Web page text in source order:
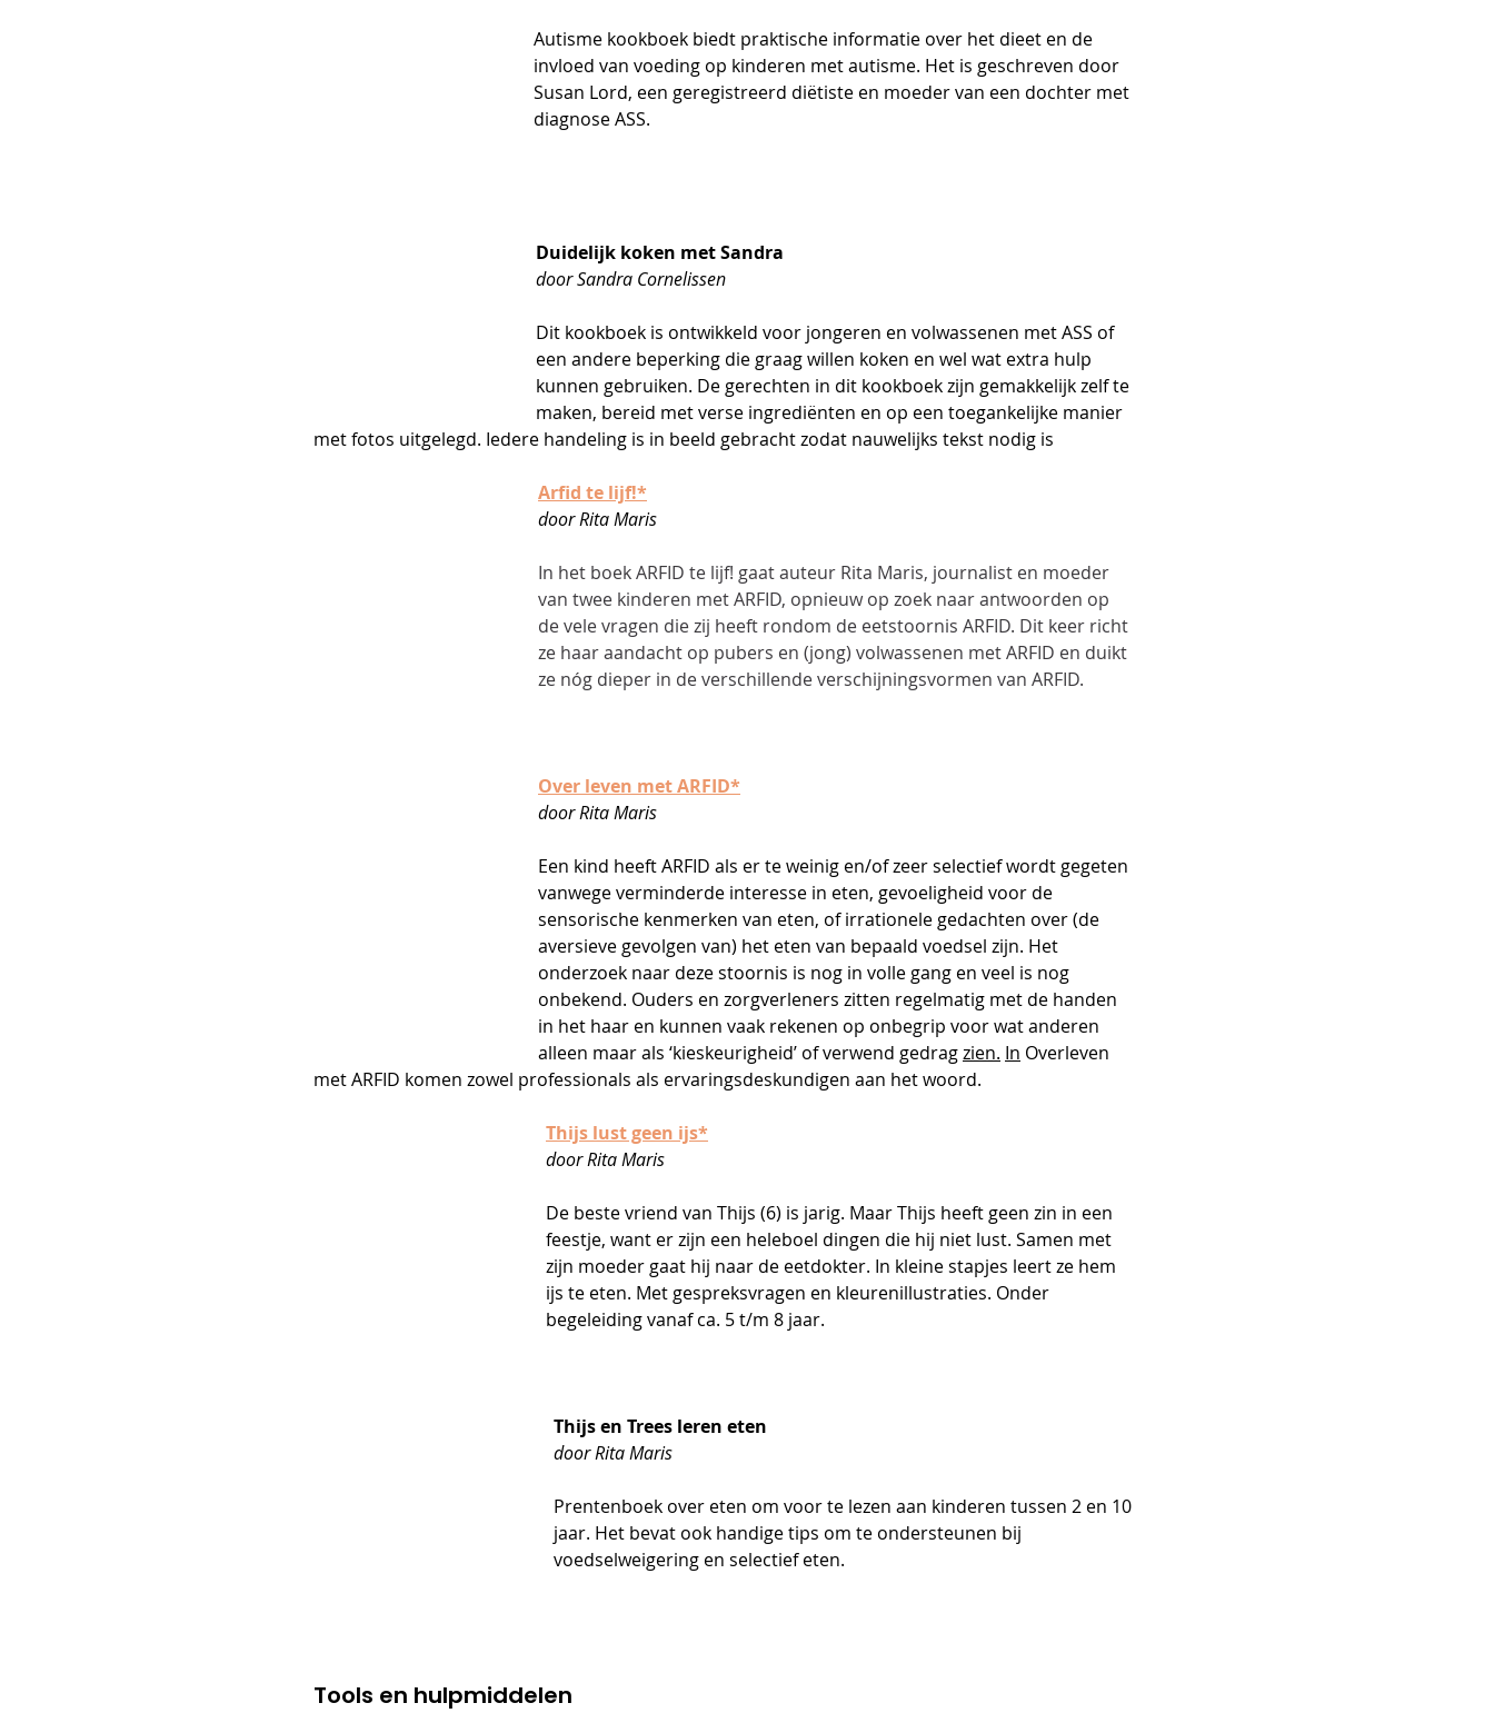
Autisme kookboek biedt praktische informatie over het dieet en de
invloed van voeding op kinderen met autisme. Het is geschreven door
Susan Lord, een geregistreerd diëtiste en moeder van een dochter met
diagnose ASS.
Duidelijk koken met Sandra
door Sandra Cornelissen
Dit kookboek is ontwikkeld voor jongeren en volwassenen met ASS of
een andere beperking die graag willen koken en wel wat extra hulp
kunnen gebruiken. De gerechten in dit kookboek zijn gemakkelijk zelf te
maken, bereid met verse ingrediënten en op een toegankelijke manier
met fotos uitgelegd. Iedere handeling is in beeld gebracht zodat nauwelijks tekst nodig is
Arfid te lijf!*
door Rita Maris
In het boek ARFID te lijf! gaat auteur Rita Maris, journalist en moeder
van twee kinderen met ARFID, opnieuw op zoek naar antwoorden op
de vele vragen die zij heeft rondom de eetstoornis ARFID. Dit keer richt
ze haar aandacht op pubers en (jong) volwassenen met ARFID en duikt
ze nóg dieper in de verschillende verschijningsvormen van ARFID.
Over leven met ARFID*
door Rita Maris
Een kind heeft ARFID als er te weinig en/of zeer selectief wordt gegeten
vanwege verminderde interesse in eten, gevoeligheid voor de
sensorische kenmerken van eten, of irrationele gedachten over (de
aversieve gevolgen van) het eten van bepaald voedsel zijn. Het
onderzoek naar deze stoornis is nog in volle gang en veel is nog
onbekend. Ouders en zorgverleners zitten regelmatig met de handen
in het haar en kunnen vaak rekenen op onbegrip voor wat anderen
alleen maar als ‘kieskeurigheid’ of verwend gedrag zien. In Overleven
met ARFID komen zowel professionals als ervaringsdeskundigen aan het woord.
Thijs lust geen ijs*
door Rita Maris
De beste vriend van Thijs (6) is jarig. Maar Thijs heeft geen zin in een
feestje, want er zijn een heleboel dingen die hij niet lust. Samen met
zijn moeder gaat hij naar de eetdokter. In kleine stapjes leert ze hem
ijs te eten. Met gespreksvragen en kleurenillustraties. Onder
begeleiding vanaf ca. 5 t/m 8 jaar.
Thijs en Trees leren eten
door Rita Maris
Prentenboek over eten om voor te lezen aan kinderen tussen 2 en 10
jaar. Het bevat ook handige tips om te ondersteunen bij
voedselweigering en selectief eten.
Tools en hulpmiddelen